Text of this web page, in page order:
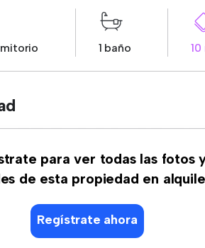
1 baño 10
para ver todas las fotos
de esta propiedad en
Regístrate ahora
Calle Conde de Aranda 5, 4A,
ofrece un espacio de vida
habitación proporciona una
Con su increíble
Con un precio asequible de €
un estilo de vida cómodo y